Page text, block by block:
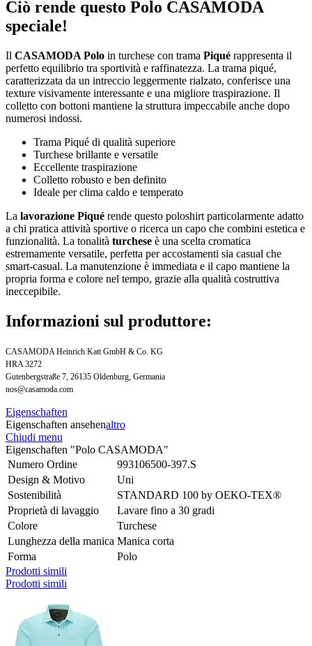
Ciò rende questo Polo CASAMODA
speciale!
Il CASAMODA Polo in turchese con trama Piqué rappresenta il
perfetto equilibrio tra sportività e raffinatezza. La trama piqué,
caratterizzata da un intreccio leggermente rialzato, conferisce una
texture visivamente interessante e una migliore traspirazione. Il
colletto con bottoni mantiene la struttura impeccabile anche dopo
numerosi indossi.
Trama Piqué di qualità superiore
Turchese brillante e versatile
Eccellente traspirazione
Colletto robusto e ben definito
Ideale per clima caldo e temperato
La lavorazione Piqué rende questo poloshirt particolarmente adatto
a chi pratica attività sportive o ricerca un capo che combini estetica e
funzionalità. La tonalità turchese è una scelta cromatica
estremamente versatile, perfetta per accostamenti sia casual che
smart-casual. La manutenzione è immediata e il capo mantiene la
propria forma e colore nel tempo, grazie alla qualità costruttiva
ineccepibile.
Informazioni sul produttore:
CASAMODA Heinrich Katt GmbH & Co. KG
HRA 3272
Gutenbergstraße 7, 26135 Oldenburg, Germania
nos@casamoda.com
Eigenschaften
Eigenschaften ansehenaltro
Chiudi menu
Eigenschaften "Polo CASAMODA"
Numero Ordine
993106500-397.S
Design & Motivo
Uni
Sostenibilità
STANDARD 100 by OEKO-TEX®
Proprietà di lavaggio
Lavare fino a 30 gradi
Colore
Turchese
Lunghezza della manica Manica corta
Forma
Polo
Prodotti simili
Prodotti simili